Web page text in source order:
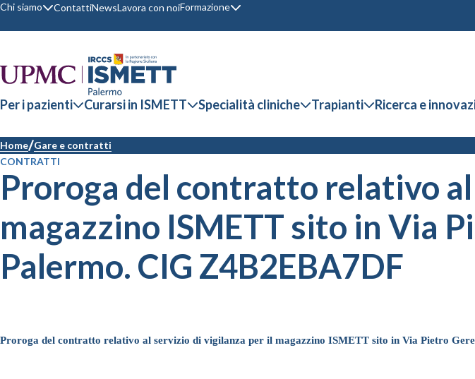
Chi siamo ContattiNewsLavora con noiFormazione
Per i pazienti Curarsi in ISMETT Specialità cliniche Trapianti Ricerca e
Home Gare e contratti
CONTRATTI
Proroga del contratto relativo
magazzino ISMETT sito in Via
Palermo. CIG Z4B2EBA7DF
Proroga del contratto relativo al servizio di vigilanza per il magazzino ISMETT sito in Via Pietro